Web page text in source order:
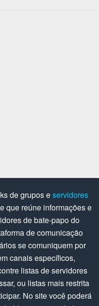
de grupos eservidores
que reúne informações e
de bate-papo do
de comunicação
se comuniquem por
canais específicos,
listas de servidores
ou listas mais restrita
No site você poderá